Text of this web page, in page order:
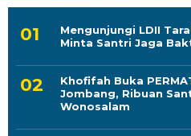
Mengunjungi LDII
Minta Santri Jaga
Khofifah Buka
Jombang, Ribuan
Wonosalam